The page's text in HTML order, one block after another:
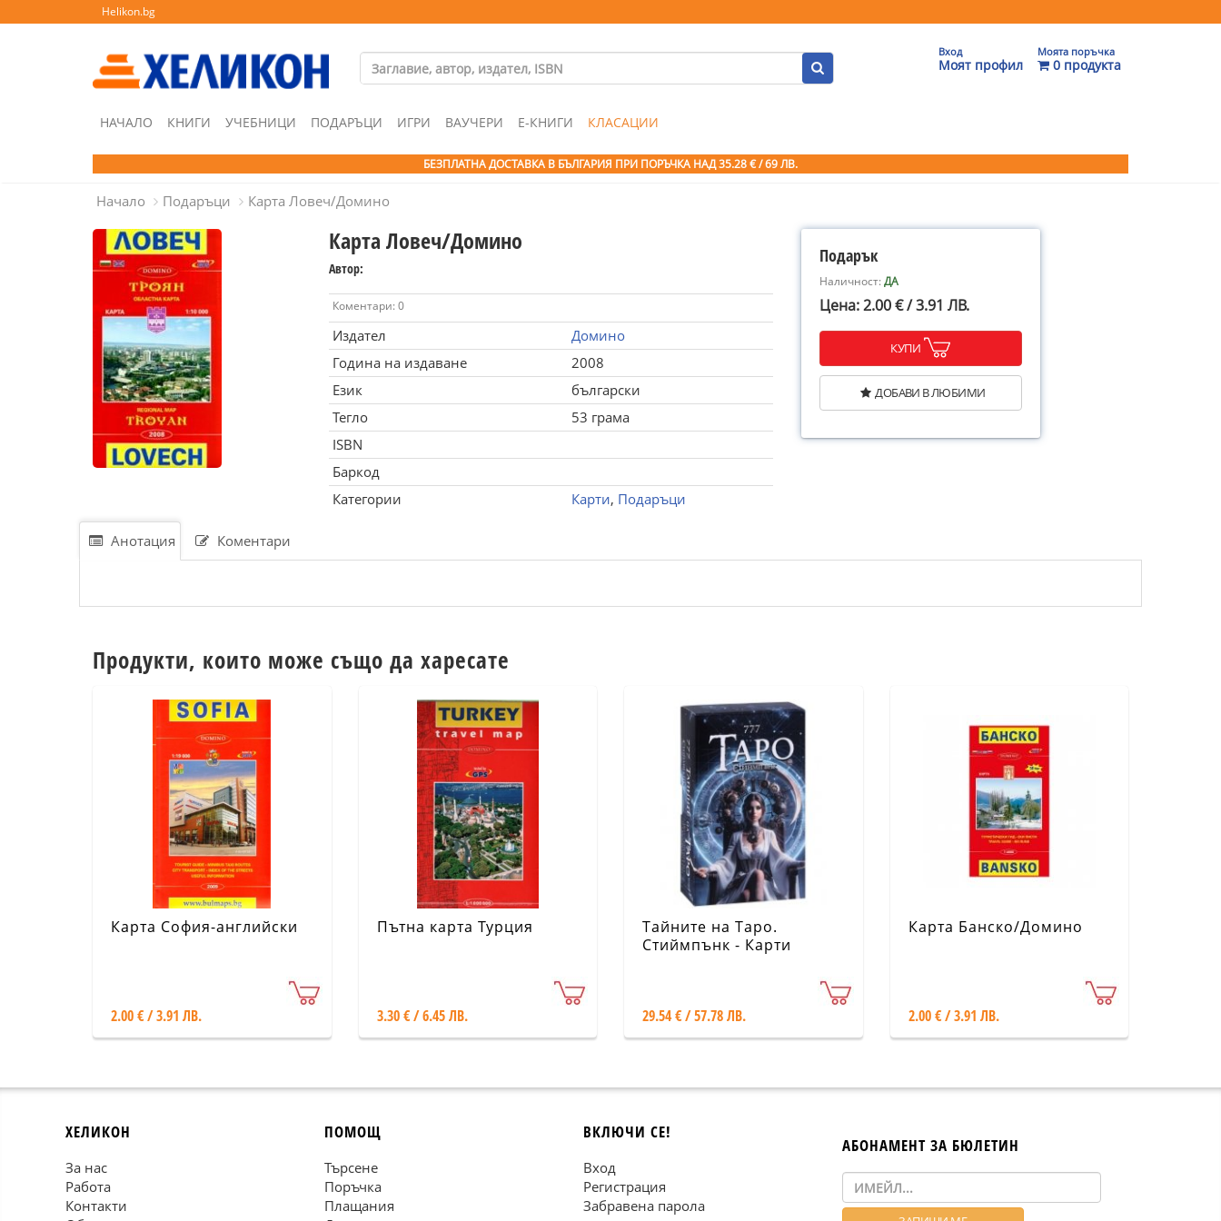
Helikon.bg
Вход
Моят профил
Моята поръчка
0 продукта
НАЧАЛО КНИГИ УЧЕБНИЦИ ПОДАРЪЦИ ИГРИ ВАУЧЕРИ Е-КНИГИ КЛАСАЦИИ
БЕЗПЛАТНА ДОСТАВКА В БЪЛГАРИЯ ПРИ ПОРЪЧКА НАД 35.28 € / 69 ЛВ.
Начало Подаръци Карта Ловеч/Домино
Карта Ловеч/Домино
Автор:
Коментари: 0
Издател
Домино
Година на издаване
2008
Език
български
Тегло
53 грама
ISBN
Баркод
Категории
Карти, Подаръци
Подарък
Наличност:ДА
Цена: 2.00 € / 3.91 ЛВ.
КУПИ
ДОБАВИ В ЛЮБИМИ
Анотация Коментари
Продукти, които може също да харесате
Карта София-английски
2.00 € / 3.91 ЛВ.
Пътна карта Турция
3.30 € / 6.45 ЛВ.
Тайните на Таро.
Стиймпънк - Карти
29.54 € / 57.78 ЛВ.
Карта Банско/Домино
2.00 € / 3.91 ЛВ.
ХЕЛИКОН
За нас
Работа
Контакти
ПОМОЩ
Търсене
Поръчка
Плащания
ВКЛЮЧИ СЕ!
Вход
Регистрация
Забравена парола
АБОНАМЕНТ ЗА БЮЛЕТИН